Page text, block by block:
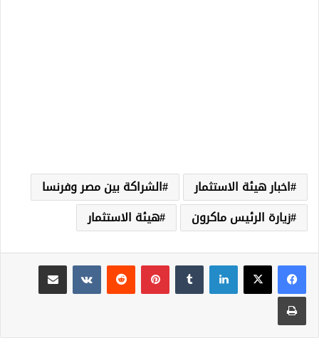
اخبار هيئة الاستثمار
الشراكة بين مصر وفرنسا
زيارة الرئيس ماكرون
هيئة الاستثمار
لينكدإن بينتيريست